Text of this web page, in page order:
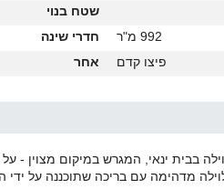
שטח בנוי
992 מ"ר
חדרי שינה
פיצו קדם אחר
בבית ינאי, המגרש במיקום מצוין -
מדהימה עם בריכה שתוכננה על ידי